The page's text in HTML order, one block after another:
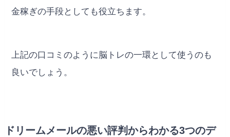
金稼ぎの手段としても役立ちます。
上記の口コミのように脳トレの一環として使うのも
良いでしょう。
ドリームメールの悪い評判からわかる3つのデ